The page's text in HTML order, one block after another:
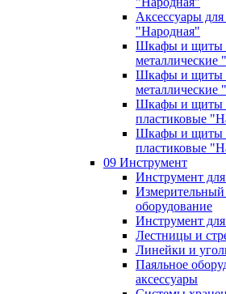
Аксессуары
"Народная"
Шкафы и щиты
металлические
Шкафы и щиты
металлические
Шкафы и щиты
пластиковые
Шкафы и щиты
пластиковые
09 Инструмент
Инструмент
оборудование
Инструмент
Лестницы и
Линейки и
Паяльное
аксессуары